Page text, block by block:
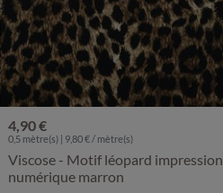
4,90 €
0,5 mètre(s) | 9,80 € / mètre(s)
Viscose - Motif léopard impression
numérique marron